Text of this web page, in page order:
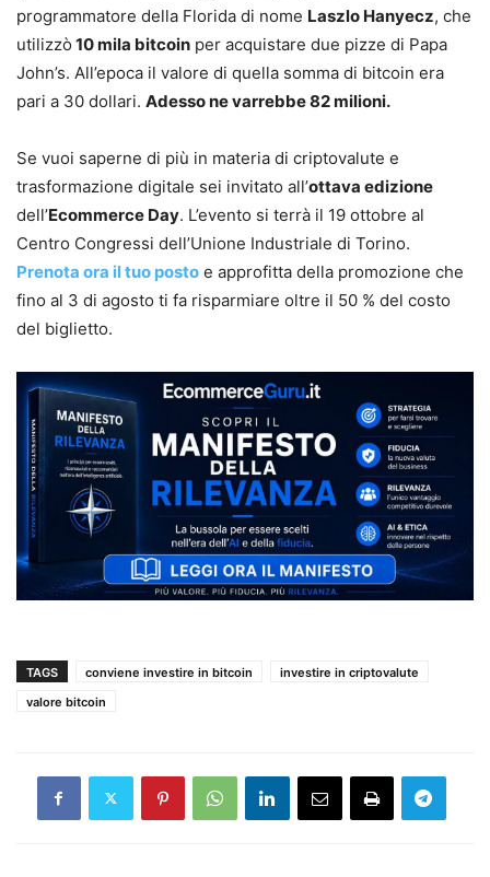
programmatore della Florida di nome Laszlo Hanyecz, che
utilizzò 10 mila bitcoin per acquistare due pizze di Papa
John’s. All’epoca il valore di quella somma di bitcoin era
pari a 30 dollari. Adesso ne varrebbe 82 milioni.
Se vuoi saperne di più in materia di criptovalute e
trasformazione digitale sei invitato all’ottava edizione
dell’Ecommerce Day. L’evento si terrà il 19 ottobre al
Centro Congressi dell’Unione Industriale di Torino.
Prenota ora il tuo posto e approfitta della promozione che
fino al 3 di agosto ti fa risparmiare oltre il 50 % del costo
del biglietto.
TAGS conviene investire in bitcoin
investire in criptovalute
valore bitcoin